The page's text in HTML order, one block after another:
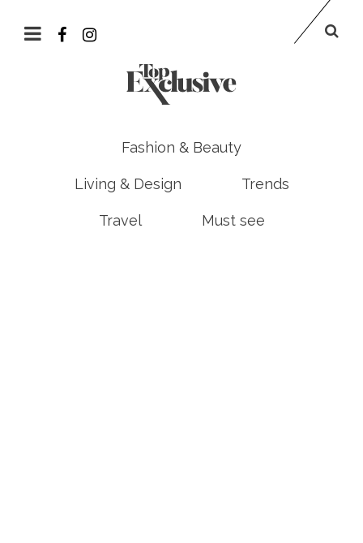
Fashion & Beauty
Living & Design Trends
Travel Must see